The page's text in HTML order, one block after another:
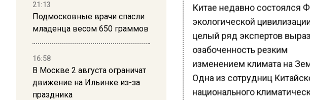
21:13
Подмосковные врачи спасли
младенца весом 650 граммов
16:58
В Москве 2 августа ограничат
движение на Ильинке из-за
праздника
Китае недавно состоялся
экологической
целый ряд экспертов
озабоченность резким
изменением климата на
Одна из сотрудниц
национального